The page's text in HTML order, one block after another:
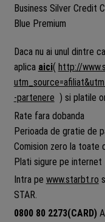
Business Silver Credit
Blue Premium
Daca nu ai unul dintre
aplica aici( http://
-partenere ) si platile
Rate fara dobanda
Perioada de gratie de
Comision zero la toate
Plati sigure pe internet
Intra pe www.starbt.ro
STAR.
0800 80 2273(CARD)